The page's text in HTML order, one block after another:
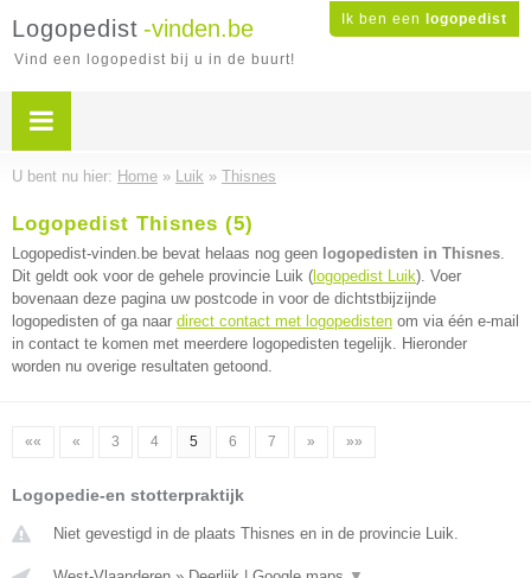
Ik ben een logopedist
Logopedist -vinden.be
Vind een logopedist bij u in de buurt!
U bent nu hier: Home » Luik » Thisnes
Logopedist Thisnes (5)
Logopedist-vinden.be bevat helaas nog geen logopedisten in Thisnes.
Dit geldt ook voor de gehele provincie Luik ( logopedist Luik). Voer
bovenaan deze pagina uw postcode in voor de dichtstbijzijnde
logopedisten of ga naar direct contact met logopedisten om via één e-mail
in contact te komen met meerdere logopedisten tegelijk. Hieronder
worden nu overige resultaten getoond.
«« « 3 4 5 6 7 » »»
Logopedie-en stotterpraktijk
Niet gevestigd in de plaats Thisnes en in de provincie Luik.